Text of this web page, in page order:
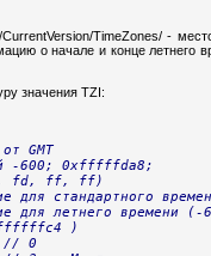
CurrentVersion/TimeZones/ -
о начале и конце летнего
значения TZI:
GMT
-600; 0xfffffda8;
fd, ff, ff)
для стандартного
для летнего времени (-
)
// 0